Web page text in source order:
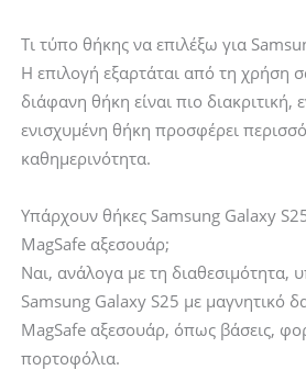
Τι τύπο θήκης να επιλέξω για
Η επιλογή εξαρτάται από τη χρήση
διάφανη θήκη είναι πιο διακριτική,
ενισχυμένη θήκη προσφέρει
καθημερινότητα.
Υπάρχουν θήκες Samsung Galaxy
MagSafe αξεσουάρ;
Ναι, ανάλογα με τη διαθεσιμότητα,
Samsung Galaxy S25 με μαγνητικό
MagSafe αξεσουάρ, όπως βάσεις,
πορτοφόλια.